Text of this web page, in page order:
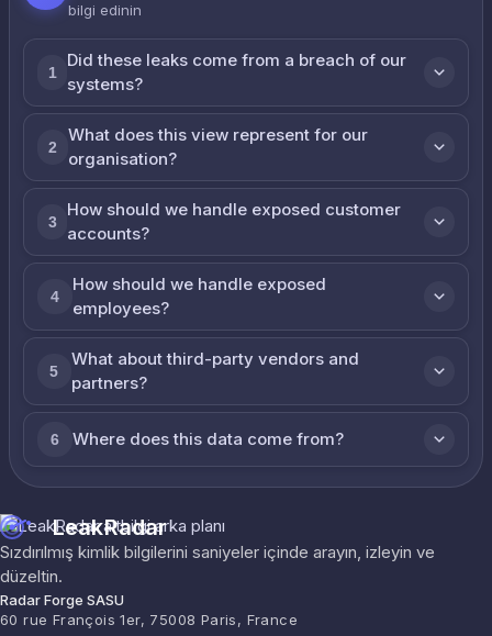
bilgi edinin
1
Did these leaks come from a breach of our
systems?
2
What does this view represent for our
organisation?
3
How should we handle exposed customer
accounts?
4
How should we handle exposed
employees?
5
What about third-party vendors and
partners?
6 Where does this data come from?
LeakRadar
Sızdırılmış kimlik bilgilerini saniyeler içinde arayın, izleyin ve
düzeltin.
Radar Forge SASU
60 rue François 1er, 75008 Paris, France